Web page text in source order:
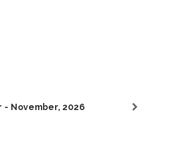
- November, 2026